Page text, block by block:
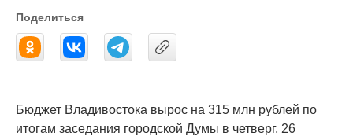
Поделиться
Бюджет Владивостока вырос на 315 млн рублей по
итогам заседания городской Думы в четверг, 26